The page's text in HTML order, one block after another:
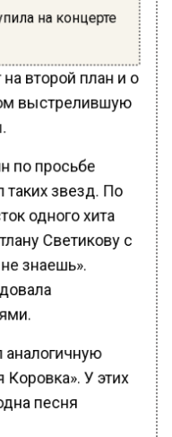
на концерте
второй план и о
выстрелившую
по просьбе
таких звезд. По
одного хита
Светикову с
знаешь».
У этих
песня